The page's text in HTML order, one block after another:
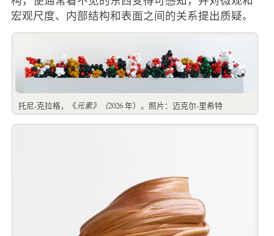
宏观尺度、内部结构和表面之间的关系提出质疑。
托尼-克拉格，《元素》（2026 年）。照片：迈克尔-里希特